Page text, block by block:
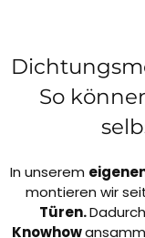
So
In unserem
montieren wir
Türen.
Knowhow